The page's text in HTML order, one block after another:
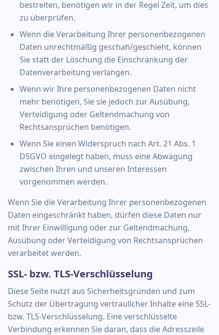
bestreiten, benötigen wir in der Regel Zeit, um dies
zu überprüfen.
Wenn die Verarbeitung Ihrer personenbezogenen
Daten unrechtmäßig geschah/geschieht, können
Sie statt der Löschung die Einschränkung der
Datenverarbeitung verlangen.
Wenn wir Ihre personenbezogenen Daten nicht
mehr benötigen, Sie sie jedoch zur Ausübung,
Verteidigung oder Geltendmachung von
Rechtsansprüchen benötigen.
Wenn Sie einen Widerspruch nach Art. 21 Abs. 1
DSGVO eingelegt haben, muss eine Abwägung
zwischen Ihren und unseren Interessen
vorgenommen werden.
Wenn Sie die Verarbeitung Ihrer personenbezogenen
Daten eingeschränkt haben, dürfen diese Daten nur
mit Ihrer Einwilligung oder zur Geltendmachung,
Ausübung oder Verteidigung von Rechtsansprüchen
verarbeitet werden.
SSL- bzw. TLS-Verschlüsselung
Diese Seite nutzt aus Sicherheitsgründen und zum
Schutz der Übertragung vertraulicher Inhalte eine SSL-
bzw. TLS-Verschlüsselung. Eine verschlüsselte
Verbindung erkennen Sie daran, dass die Adresszeile